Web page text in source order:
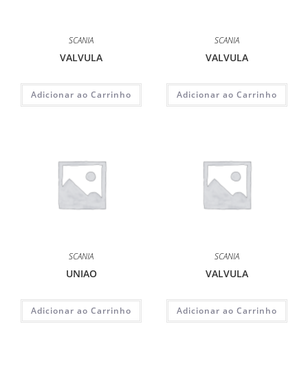
SCANIA
VALVULA
Adicionar ao Carrinho
SCANIA
VALVULA
Adicionar ao Carrinho
SCANIA
UNIAO
Adicionar ao Carrinho
SCANIA
VALVULA
Adicionar ao Carrinho